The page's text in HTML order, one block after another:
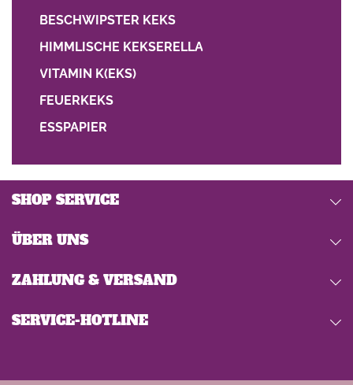
BESCHWIPSTER KEKS
HIMMLISCHE KEKSERELLA
VITAMIN K(EKS)
FEUERKEKS
ESSPAPIER
SERVICE-HOTLINE
SHOP SERVICE
ÜBER UNS
ZAHLUNG & VERSAND